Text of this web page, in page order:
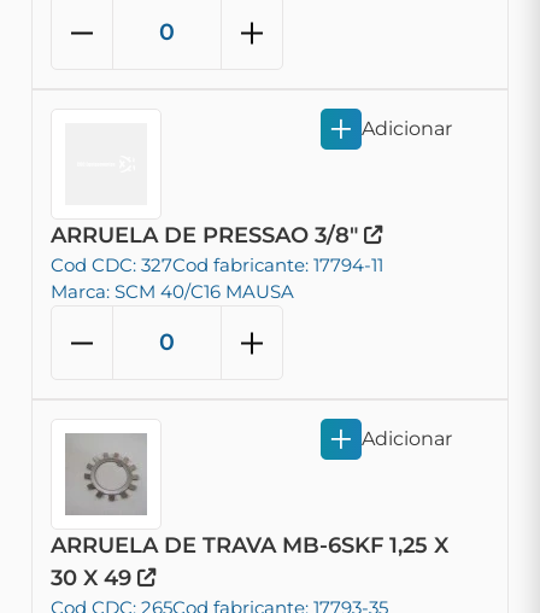
ARRUELA DE PRESSAO 3/8"
Cod CDC: 327Cod fabricante: 17794-11
Marca: SCM 40/C16 MAUSA
Adicionar
ARRUELA DE TRAVA MB-6SKF 1,25 X
30 X 49
Cod CDC: 265Cod fabricante: 17793-35
Adicionar